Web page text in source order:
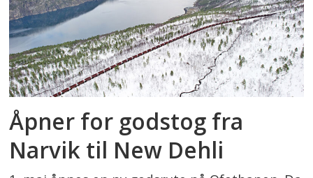
Åpner for godstog fra
Narvik til New Dehli